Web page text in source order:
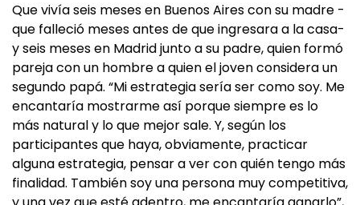
Que vivía seis meses en Buenos Aires con su madre -
que falleció meses antes de que ingresara a la casa-
y seis meses en Madrid junto a su padre, quien formó
pareja con un hombre a quien el joven considera un
segundo papá. “Mi estrategia sería ser como soy. Me
encantaría mostrarme así porque siempre es lo
más natural y lo que mejor sale. Y, según los
participantes que haya, obviamente, practicar
alguna estrategia, pensar a ver con quién tengo más
finalidad. También soy una persona muy competitiva,